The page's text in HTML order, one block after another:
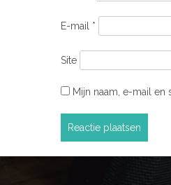
E-mail *
Site
Mijn naam, e-mail